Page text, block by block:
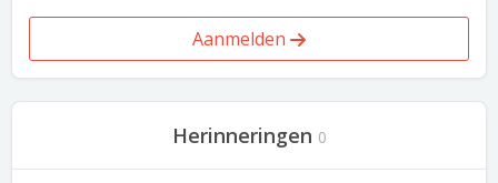
Aanmelden
Herinneringen 0